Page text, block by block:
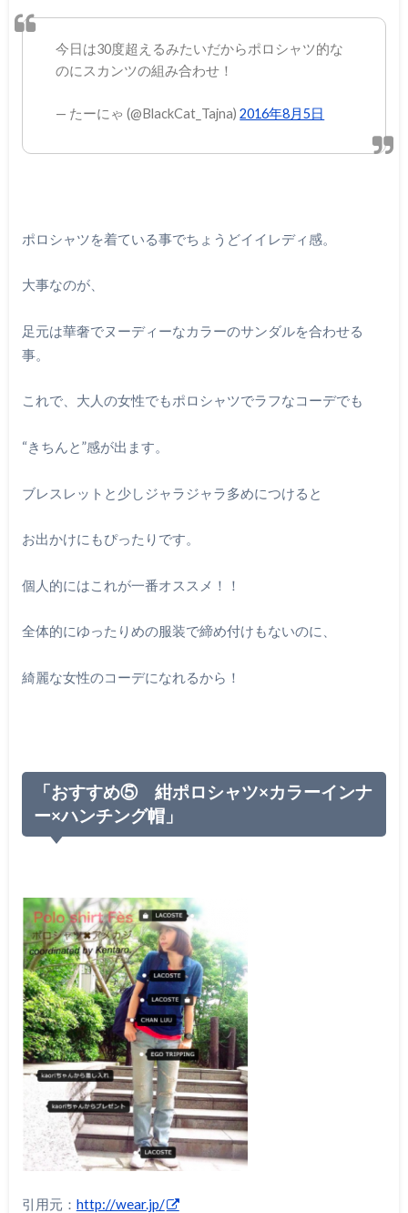
今日は30度超えるみたいだからポロシャツ的な
のにスカンツの組み合わせ！
— たーにゃ (@BlackCat_Tajna)2016年8月5日
ポロシャツを着ている事でちょうどイイレディ感。
大事なのが、
足元は華奢でヌーディーなカラーのサンダルを合わせる
事。
これで、大人の女性でもポロシャツでラフなコーデでも
“きちんと”感が出ます。
ブレスレットと少しジャラジャラ多めにつけると
お出かけにもぴったりです。
個人的にはこれが一番オススメ！！
全体的にゆったりめの服装で締め付けもないのに、
綺麗な女性のコーデになれるから！
「おすすめ⑤ 紺ポロシャツ×カラーインナ
ー×ハンチング帽」
引用元： http://wear.jp/